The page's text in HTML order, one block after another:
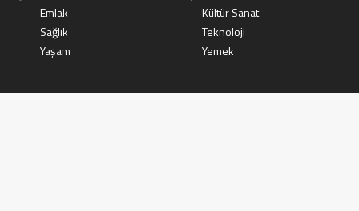
Emlak
Kültür Sanat
Sağlık
Teknoloji
Yaşam
Yemek